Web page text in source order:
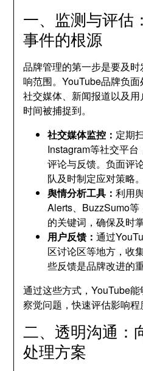
一、监测与评估
事件的根源
品牌管理的第一步是要及
响范围。YouTube品牌负
社交媒体、新闻报道以及
时间被捕捉到。
社交媒体监控： 定期
Instagram等社交平
评论与反馈。负面评
队及时制定应对策略。
舆情分析工具：利用
Alerts、BuzzSumo
的关键词，确保及时
用户反馈：通过
区讨论区等地方，收
些反馈是品牌改进的
通过这些方式，YouTube
察觉问题，快速评估影响程
二、透明沟通：
处理方案